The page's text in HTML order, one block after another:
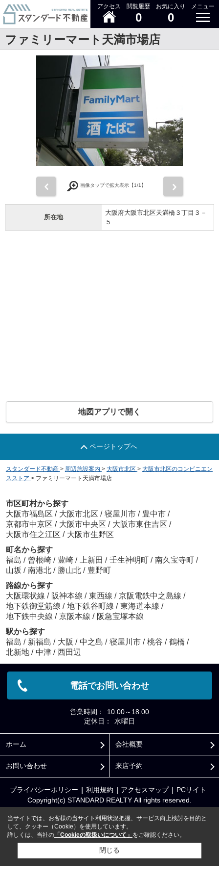
アクセス 閲覧履歴
0
お気に入り
0
メニュー
ファミリーマート天満市場店
画像タップで拡大表示【1/1】
所在地
大阪府大阪市北区天満橋３丁目３－
５
地図アプリで開く
ページトップへ
スタンダード不動産 > 周辺施設案内 > 大阪市北区 > 大阪市北区のコンビニエン
スストア > ファミリーマート天満市場店
市区町村から探す
大阪市福島区 / 大阪市北区 / 寝屋川市 / 豊中市 /
京都市中京区 / 大阪市中央区 / 大阪市東住吉区 /
大阪市住之江区 / 大阪市生野区
町名から探す
福島 / 曾根崎 / 豊崎 / 上新田 / 壬生神明町 / 南久宝寺町 /
山坂 / 南港北 / 勝山北 / 豊野町
路線から探す
大阪環状線 / 阪神本線 / 東西線 / 京阪電鉄中之島線 /
地下鉄御堂筋線 / 地下鉄谷町線 / 東海道本線 /
地下鉄中央線 / 京阪本線 / 阪急宝塚本線
駅から探す
福島 / 新福島 / 大阪 / 中之島 / 寝屋川市 / 桃谷 / 鶴橋 /
北新地 / 中津 / 西田辺
電話でお問い合わせ
営業時間：
10:00～18:00
定休日：
水曜日
ホーム 会社概要
お問い合わせ 来店予約
プライバシーポリシー 利用規約 アクセスマップ PCサイト
Copyright(c) STANDARD REALTY All rights reserved.
当サイトでは、お客様の当サイト利用状況把握、サービス向上検討を目的と
して、クッキー（Cookie）を使用しています。
詳しくは、当社の 「Cookieの取扱いについて」 をご確認ください。
閉じる